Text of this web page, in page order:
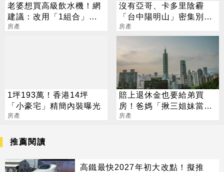
老婆想買高級飲水機！網
建議：改用「1組合」更
划算
房產
沒有亞哥、卡多里陰霾
「台中陽明山」密集別墅
群仍有人愛
房產
1坪193萬！香港14坪
「小豪宅」精簡內裝曝光
房產
賠上退休金也要給弟買
房！爸媽「揪三姐妹當伏
弟魔」：沒錢結婚登記就
房產
推薦閱讀
高鐵最快2027年初大改點！擬推